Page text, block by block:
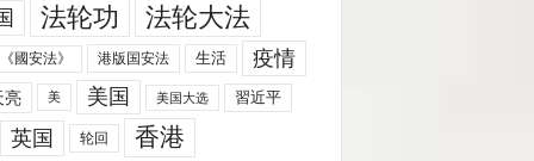
法轮功 法轮大法
國安法》 港版国安法 生活 疫情
亮 美 美国 美国大选 習近平
英国 轮回 香港